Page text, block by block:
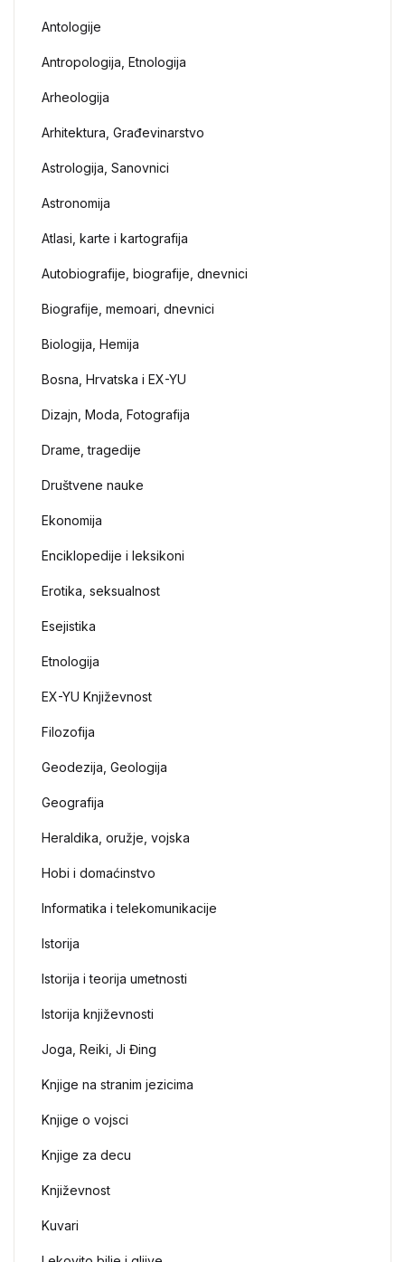
Antologije
Antropologija, Etnologija
Arheologija
Arhitektura, Građevinarstvo
Astrologija, Sanovnici
Astronomija
Atlasi, karte i kartografija
Autobiografije, biografije, dnevnici
Biografije, memoari, dnevnici
Biologija, Hemija
Bosna, Hrvatska i EX-YU
Dizajn, Moda, Fotografija
Drame, tragedije
Društvene nauke
Ekonomija
Enciklopedije i leksikoni
Erotika, seksualnost
Esejistika
Etnologija
EX-YU Književnost
Filozofija
Geodezija, Geologija
Geografija
Heraldika, oružje, vojska
Hobi i domaćinstvo
Informatika i telekomunikacije
Istorija
Istorija i teorija umetnosti
Istorija književnosti
Joga, Reiki, Ji Đing
Knjige na stranim jezicima
Knjige o vojsci
Knjige za decu
Književnost
Kuvari